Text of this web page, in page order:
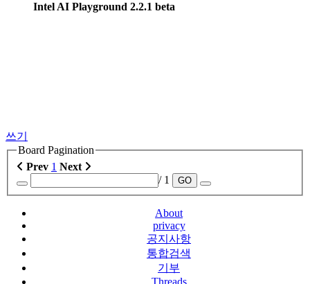
Intel AI Playground 2.2.1 beta
쓰기
Board Pagination
Prev 1 Next
/ 1
GO
About
privacy
공지사항
통합검색
기부
Threads